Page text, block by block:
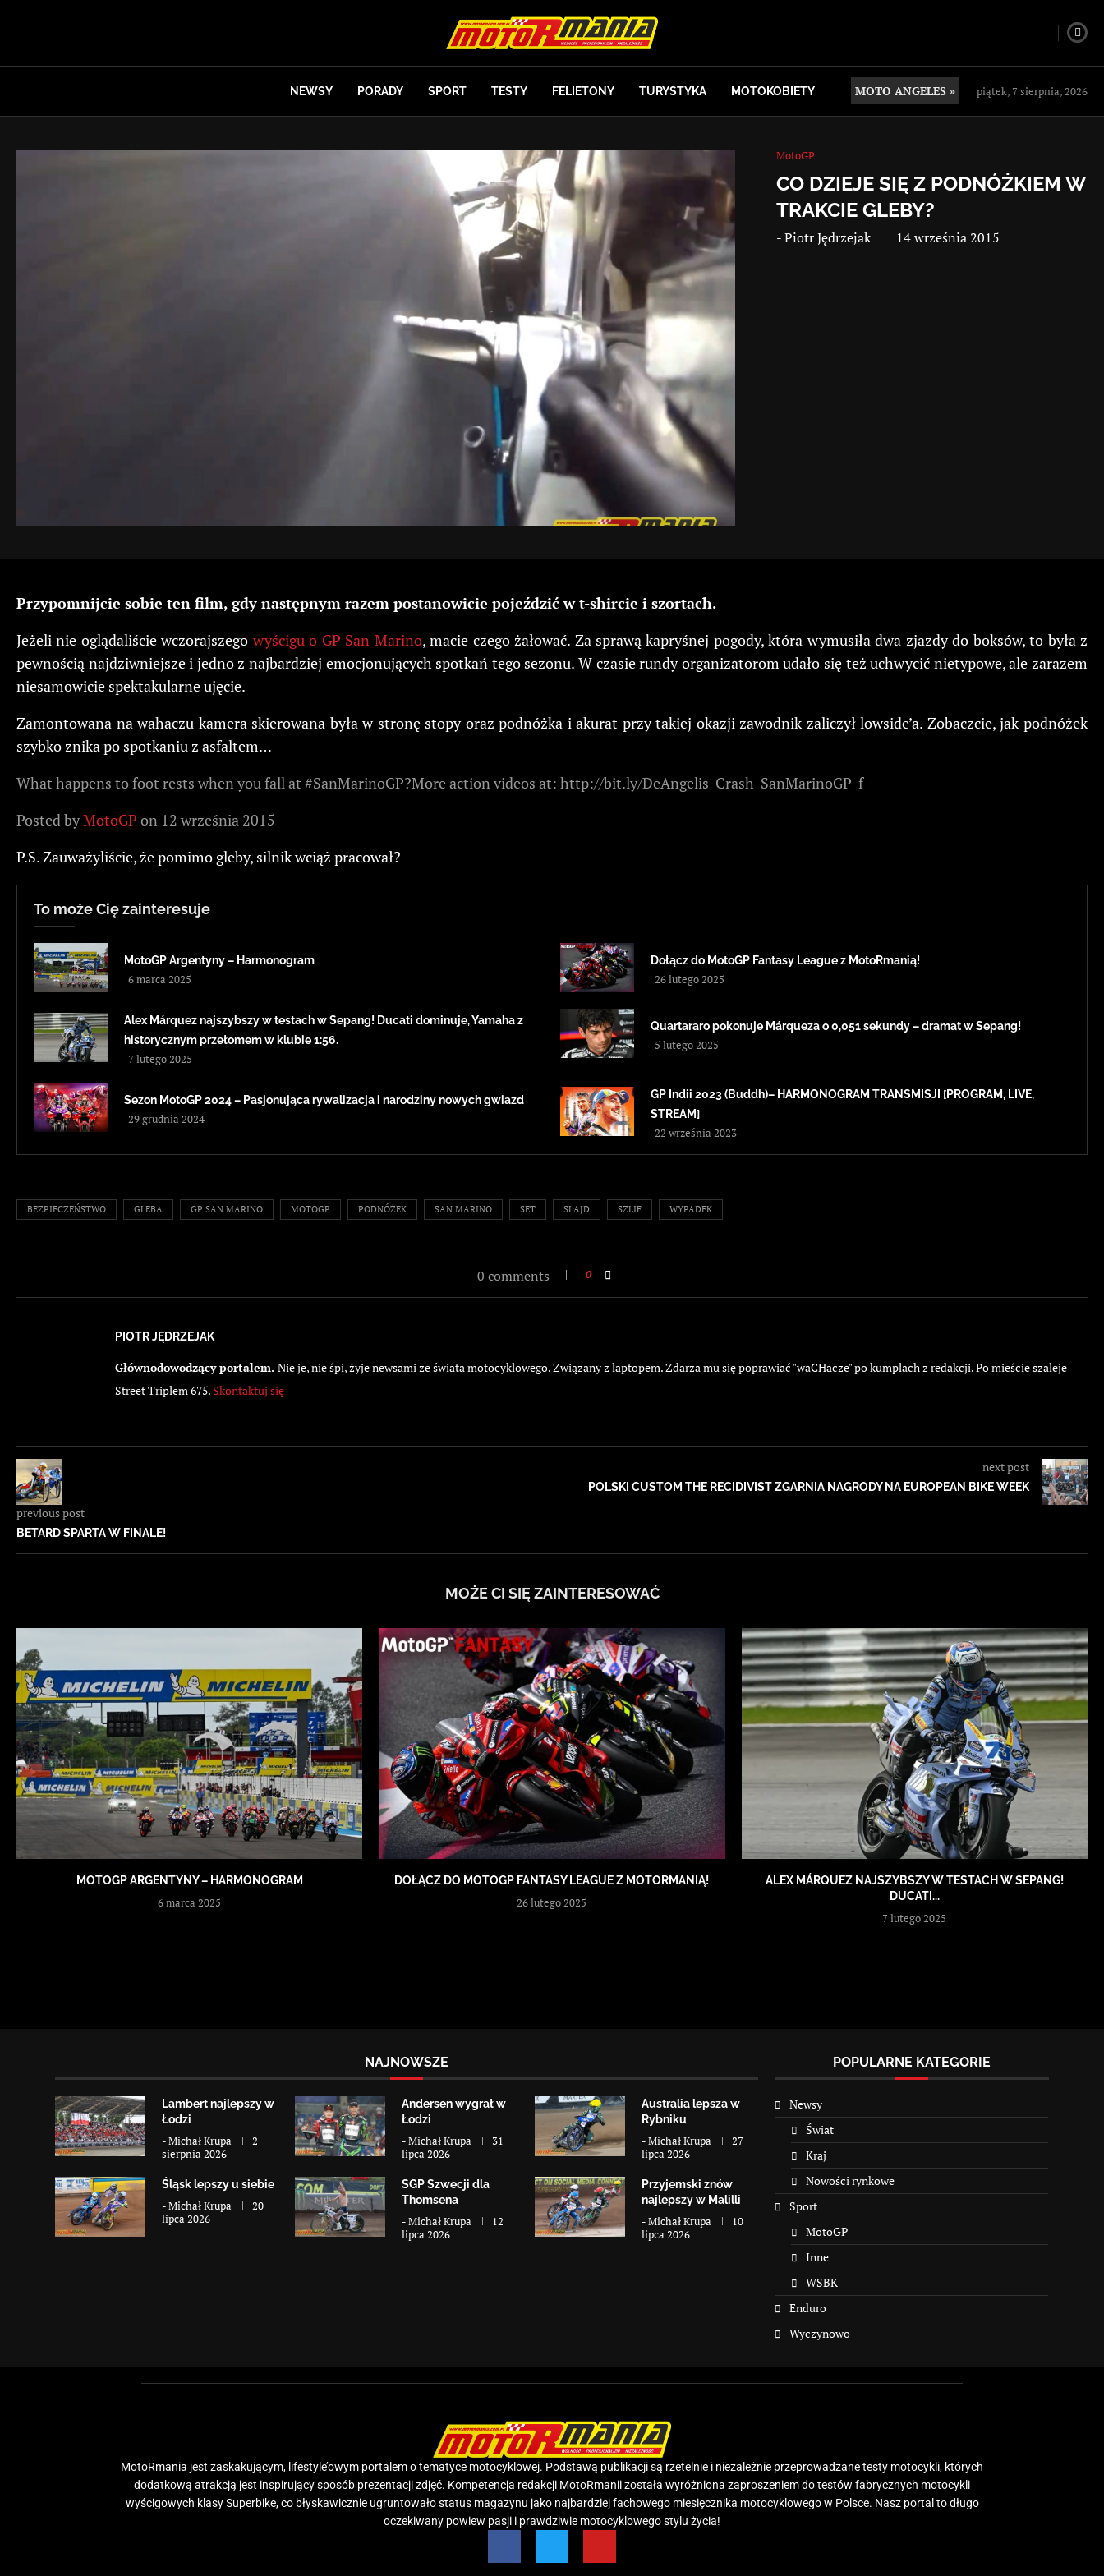
NEWSY PORADY SPORT TESTY FELIETONY TURYSTYKA MOTOKOBIETY MOTO ANGELES » piątek, 7 sierpnia, 2026
MotoGP
CO DZIEJE SIĘ Z PODNÓŻKIEM W
TRAKCIE GLEBY?
-Piotr Jędrzejak 14 września 2015
Przypomnijcie sobie ten film, gdy następnym razem postanowicie pojeździć w t-shircie i szortach.
Jeżeli nie oglądaliście wczorajszego wyścigu o GP San Marino, macie czego żałować. Za sprawą kapryśnej pogody, która wymusiła dwa zjazdy do boksów, to była z
pewnością najdziwniejsze i jedno z najbardziej emocjonujących spotkań tego sezonu. W czasie rundy organizatorom udało się też uchwycić nietypowe, ale zarazem
niesamowicie spektakularne ujęcie.
Zamontowana na wahaczu kamera skierowana była w stronę stopy oraz podnóżka i akurat przy takiej okazji zawodnik zaliczył lowside’a. Zobaczcie, jak podnóżek
szybko znika po spotkaniu z asfaltem…
What happens to foot rests when you fall at #SanMarinoGP?More action videos at: http://bit.ly/DeAngelis-Crash-SanMarinoGP-f
Posted byMotoGP on 12 września 2015
P.S. Zauważyliście, że pomimo gleby, silnik wciąż pracował?
To może Cię zainteresuje
MotoGP Argentyny – Harmonogram
6 marca 2025
Dołącz do MotoGP Fantasy League z MotoRmanią!
26 lutego 2025
Alex Márquez najszybszy w testach w Sepang! Ducati dominuje, Yamaha z
historycznym przełomem w klubie 1:56.
7 lutego 2025
Quartararo pokonuje Márqueza o 0,051 sekundy – dramat w Sepang!
5 lutego 2025
Sezon MotoGP 2024 – Pasjonująca rywalizacja i narodziny nowych gwiazd
29 grudnia 2024
GP Indii 2023 (Buddh)– HARMONOGRAM TRANSMISJI [PROGRAM, LIVE,
STREAM]
22 września 2023
BEZPIECZEŃSTWO GLEBA GP SAN MARINO MOTOGP PODNÓŻEK SAN MARINO SET SLAJD SZLIF WYPADEK
0 comments 0
PIOTR JĘDRZEJAK
Głównodowodzący portalem. Nie je, nie śpi, żyje newsami ze świata motocyklowego. Związany z laptopem. Zdarza mu się poprawiać "waCHacze" po kumplach z redakcji. Po mieście szaleje
Street Triplem 675. Skontaktuj się
previous post
BETARD SPARTA W FINALE!
next post
POLSKI CUSTOM THE RECIDIVIST ZGARNIA NAGRODY NA EUROPEAN BIKE WEEK
MOŻE CI SIĘ ZAINTERESOWAĆ
MOTOGP ARGENTYNY – HARMONOGRAM
6 marca 2025
DOŁĄCZ DO MOTOGP FANTASY LEAGUE Z MOTORMANIĄ!
26 lutego 2025
ALEX MÁRQUEZ NAJSZYBSZY W TESTACH W SEPANG!
DUCATI...
7 lutego 2025
NAJNOWSZE
Lambert najlepszy w
Łodzi
-Michał Krupa
2
sierpnia 2026
Andersen wygrał w
Łodzi
-Michał Krupa
31
lipca 2026
Australia lepsza w
Rybniku
-Michał Krupa
27
lipca 2026
Śląsk lepszy u siebie
-Michał Krupa
20
lipca 2026
SGP Szwecji dla
Thomsena
-Michał Krupa
12
lipca 2026
Przyjemski znów
najlepszy w Malilli
-Michał Krupa
10
lipca 2026
POPULARNE KATEGORIE
Newsy
Świat
Kraj
Nowości rynkowe
Sport
MotoGP
Inne
WSBK
Enduro
Wyczynowo
MotoRmania jest zaskakującym, lifestyle’owym portalem o tematyce motocyklowej. Podstawą publikacji są rzetelnie i niezależnie przeprowadzane testy motocykli, których
dodatkową atrakcją jest inspirujący sposób prezentacji zdjęć. Kompetencja redakcji MotoRmanii została wyróżniona zaproszeniem do testów fabrycznych motocykli
wyścigowych klasy Superbike, co błyskawicznie ugruntowało status magazynu jako najbardziej fachowego miesięcznika motocyklowego w Polsce. Nasz portal to długo
oczekiwany powiew pasji i prawdziwie motocyklowego stylu życia!